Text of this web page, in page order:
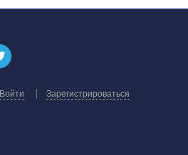
Войти Зарегистрироваться